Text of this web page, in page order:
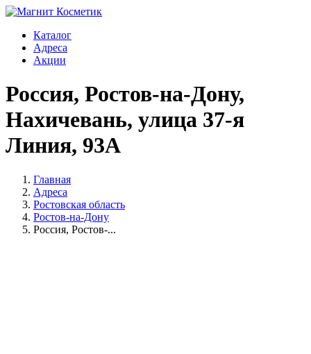
Каталог
Адреса
Акции
Россия, Ростов-на-Дону,
Нахичевань, улица 37-я
Линия, 93А
Главная
Адреса
Ростовская область
Ростов-на-Дону
Россия, Ростов-...